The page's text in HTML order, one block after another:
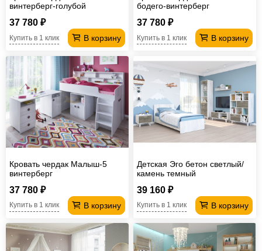
винтерберг-голубой
37 780 ₽
В корзину
Купить в 1 клик
бодего-винтерберг
37 780 ₽
В корзину
Купить в 1 клик
Кровать чердак Малыш-5
винтерберг
37 780 ₽
В корзину
Купить в 1 клик
Детская Эго бетон светлый/
камень темный
39 160 ₽
В корзину
Купить в 1 клик